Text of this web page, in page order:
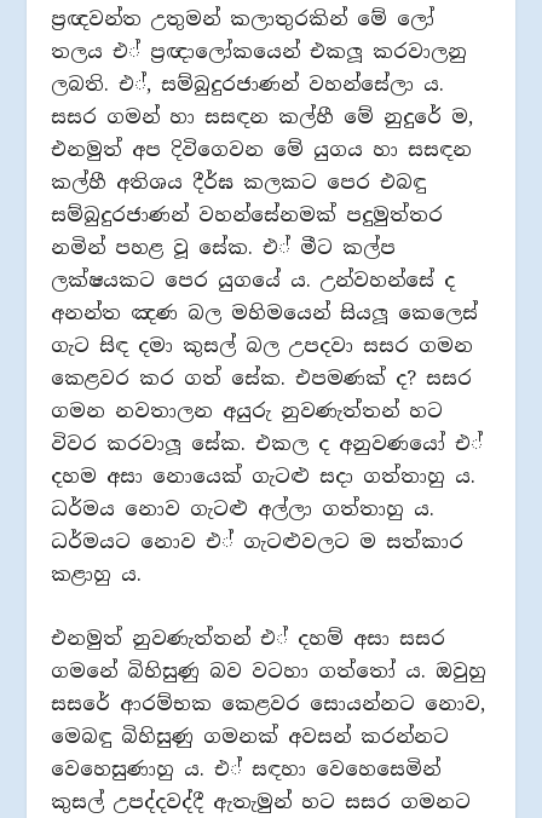
ප‍්‍රඥවන්ත උතුමන් කලාතුරකින් මේ ලෝ
තලය එ් ප‍්‍රඥාලෝකයෙන් එකලූ කරවාලනු
ලබති. එ්, සම්බුදුරජාණන් වහන්සේලා ය.
සසර ගමන් හා සසඳන කල්හී මේ නුදුරේ ම,
එනමුත් අප දිවිගෙවන මේ යුගය හා සසඳන
කල්හී අතිශය දීර්ඝ කලකට පෙර එබඳු
සම්බුදුරජාණන් වහන්සේනමක් පදුමුත්තර
නමින් පහළ වූ සේක. එ් මීට කල්ප
ලක්ෂයකට පෙර යුගයේ ය. උන්වහන්සේ ද
අනන්ත ඤණ බල මහිමයෙන් සියලූ කෙලෙස්
ගැට සිඳ දමා කුසල් බල උපදවා සසර ගමන
කෙළවර කර ගත් සේක. එපමණක් ද? සසර
ගමන නවතාලන අයුරු නුවණැත්තන් හට
විවර කරවාලූ සේක. එකල ද අනුවණයෝ එ්
දහම අසා නොයෙක් ගැටළු සදා ගත්තාහු ය.
ධර්මය නොව ගැටළු අල්ලා ගත්තාහු ය.
ධර්මයට නොව එ් ගැටළුවලට ම සත්කාර
කළාහු ය.
එනමුත් නුවණැත්තන් එ් දහම් අසා සසර
ගමනේ බිහිසුණු බව වටහා ගත්තෝ ය. ඔවුහු
සසරේ ආරම්භක කෙළවර සොයන්නට නොව,
මෙබඳු බිහිසුණු ගමනක් අවසන් කරන්නට
වෙහෙසුණාහු ය. එ් සඳහා වෙහෙසෙමින්
කුසල් උපද්දවද්දී ඇතැමුන් හට සසර ගමනට